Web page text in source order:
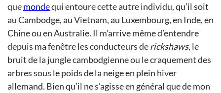
quemondequi entoure cette autre individu, qu’il soit
au Cambodge, au Vietnam, au Luxembourg, en Inde, en
Chine ou en Australie. Il m’arrive même d’entendre
depuis ma fenêtre les conducteurs derickshaws, le
bruit de la jungle cambodgienne ou le craquement des
arbres sous le poids de la neige en plein hiver
allemand. Bien qu’il ne s’agisse en général que de mon